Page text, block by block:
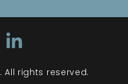
All rights reserved.